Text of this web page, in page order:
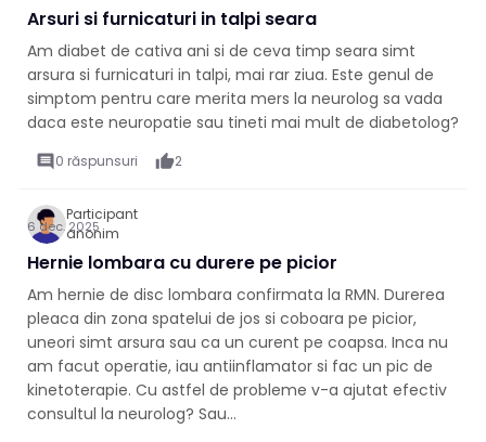
Arsuri si furnicaturi in talpi seara
Am diabet de cativa ani si de ceva timp seara simt
arsura si furnicaturi in talpi, mai rar ziua. Este genul de
simptom pentru care merita mers la neurolog sa vada
daca este neuropatie sau tineti mai mult de diabetolog?
comment 0 răspunsuri thumb_up2
Participant
anonim
6 dec. 2025
Hernie lombara cu durere pe picior
Am hernie de disc lombara confirmata la RMN. Durerea
pleaca din zona spatelui de jos si coboara pe picior,
uneori simt arsura sau ca un curent pe coapsa. Inca nu
am facut operatie, iau antiinflamator si fac un pic de
kinetoterapie. Cu astfel de probleme v-a ajutat efectiv
consultul la neurolog? Sau...